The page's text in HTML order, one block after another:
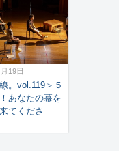
19日
。vol.119＞５
あなたの幕を
てくださ